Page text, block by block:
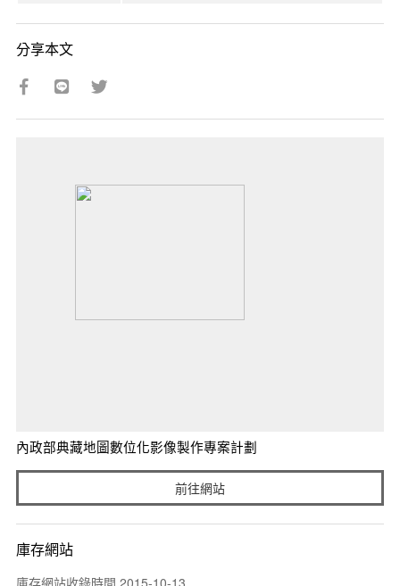
分享本文
內政部典藏地圖數位化影像製作專案計劃
前往網站
庫存網站